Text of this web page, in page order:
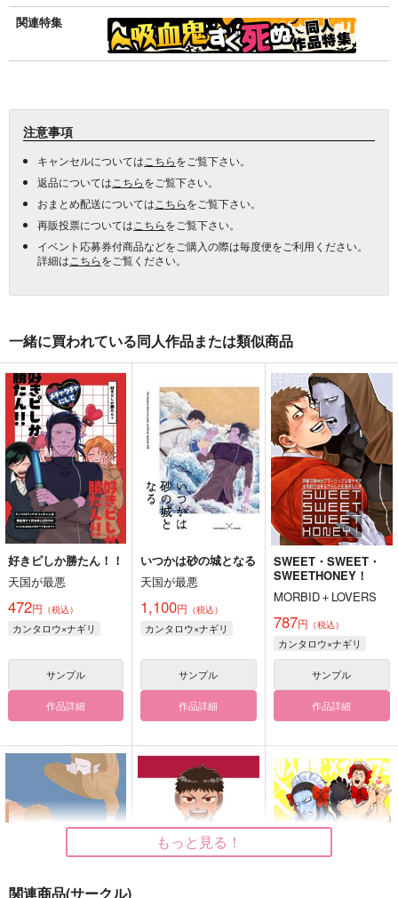
関連特集
注意事項
キャンセルについては こちらをご覧下さい。
返品については こちらをご覧下さい。
おまとめ配送については こちらをご覧下さい。
再販投票については こちらをご覧下さい。
イベント応募券付商品などをご購入の際は毎度便をご利用ください。
詳細は こちらをご覧ください。
一緒に買われている同人作品または類似商品
好きピしか勝たん！！
天国が最悪
472円 （税込）
カンタロウ×ナギリ
サンプル
作品詳細
いつかは砂の城となる
天国が最悪
1,100円 （税込）
カンタロウ×ナギリ
サンプル
作品詳細
SWEET・SWEET・
SWEETHONEY！
MORBID＋LOVERS
787円 （税込）
カンタロウ×ナギリ
サンプル
作品詳細
もっと見る！
関連商品(サークル)